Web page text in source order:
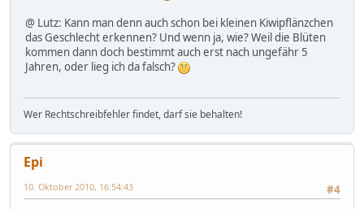
@ Lutz: Kann man denn auch schon bei kleinen Kiwipflänzchen
das Geschlecht erkennen? Und wenn ja, wie? Weil die Blüten
kommen dann doch bestimmt auch erst nach ungefähr 5
Jahren, oder lieg ich da falsch?
Wer Rechtschreibfehler findet, darf sie behalten!
Epi
#4
10. Oktober 2010, 16:54:43